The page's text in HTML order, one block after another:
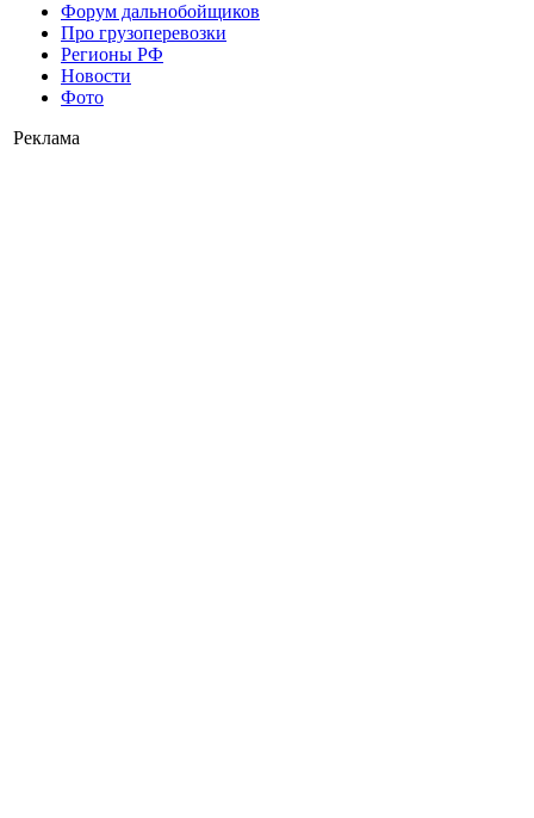
Форум дальнобойщиков
Про грузоперевозки
Регионы РФ
Новости
Фото
Реклама